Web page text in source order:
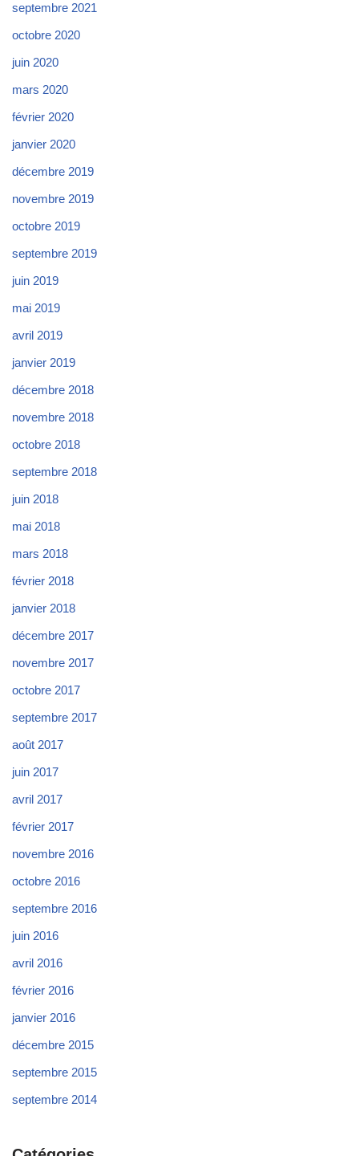
septembre 2021
octobre 2020
juin 2020
mars 2020
février 2020
janvier 2020
décembre 2019
novembre 2019
octobre 2019
septembre 2019
juin 2019
mai 2019
avril 2019
janvier 2019
décembre 2018
novembre 2018
octobre 2018
septembre 2018
juin 2018
mai 2018
mars 2018
février 2018
janvier 2018
décembre 2017
novembre 2017
octobre 2017
septembre 2017
août 2017
juin 2017
avril 2017
février 2017
novembre 2016
octobre 2016
septembre 2016
juin 2016
avril 2016
février 2016
janvier 2016
décembre 2015
septembre 2015
septembre 2014